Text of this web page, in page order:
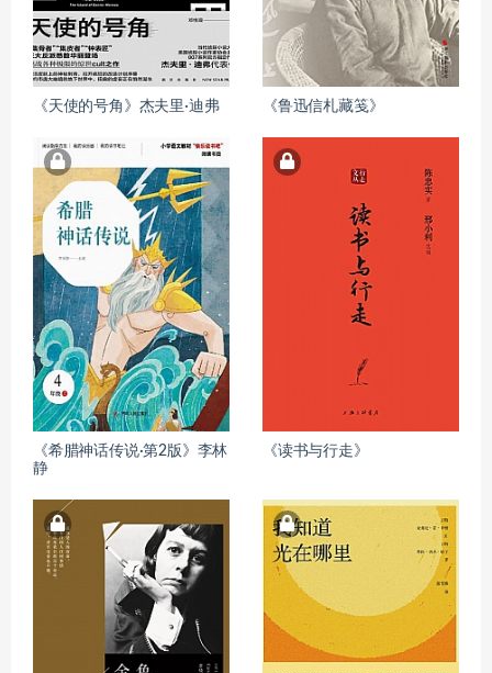
《天使的号角》杰夫里·迪弗 《鲁迅信札藏笺》
《希腊神话传说·第2版》李林
静
《读书与行走》